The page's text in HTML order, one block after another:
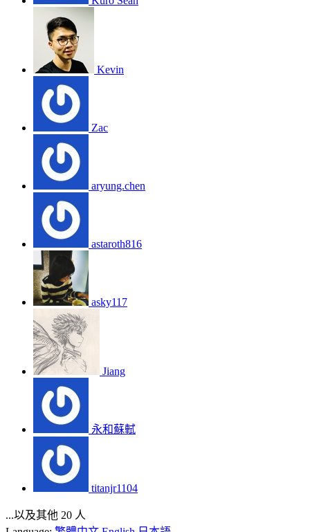
Kevin
Zac
aryung.chen
astaroth816
asky117
Jiang
永和蘇軾
titanjr1104
...以及其他 20 人